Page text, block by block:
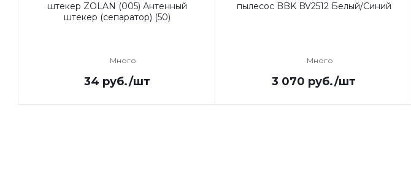
штекер ZOLAN (005) Антенный
штекер (сепаратор) (50)
Много
34 руб./шт
пылесос BBK BV2512 Белый/Синий
Много
3 070 руб./шт